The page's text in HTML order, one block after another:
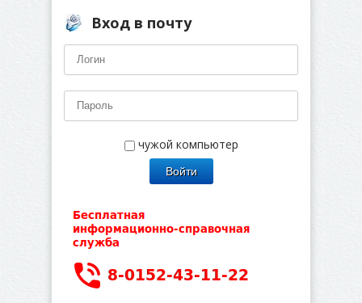
Вход в почту
чужой компьютер